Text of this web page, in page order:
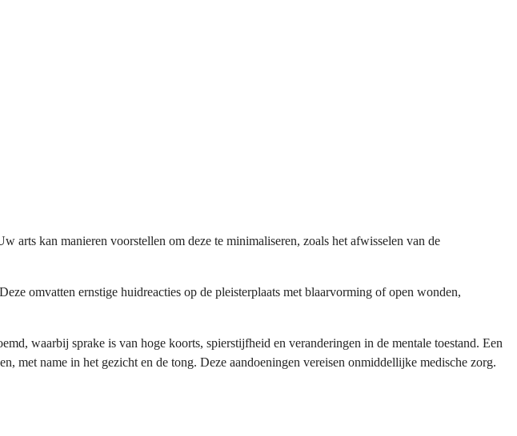
arts kan manieren voorstellen om deze te minimaliseren, zoals het afwisselen van de
omvatten ernstige huidreacties op de pleisterplaats met blaarvorming of open wonden,
waarbij sprake is van hoge koorts, spierstijfheid en veranderingen in de mentale toestand. Een
met name in het gezicht en de tong. Deze aandoeningen vereisen onmiddellijke medische zorg.